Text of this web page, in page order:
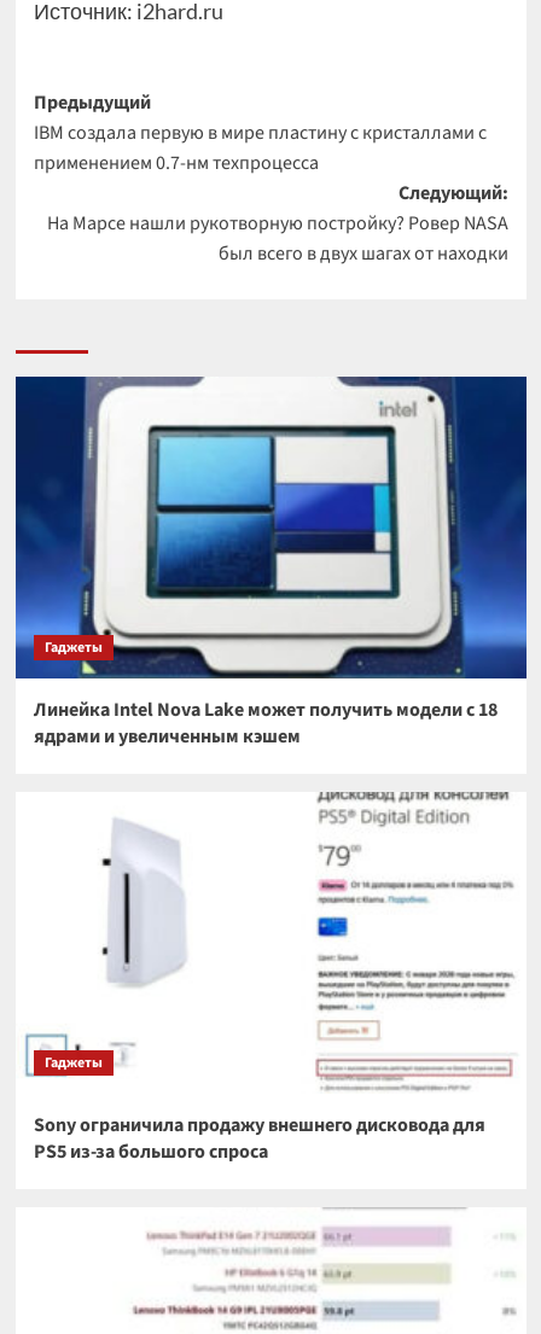
Источник: i2hard.ru
Навигация
записи
Предыдущий
IBM создала первую в мире пластину с кристаллами с
применением 0.7-нм техпроцесса
Следующий:
На Марсе нашли рукотворную постройку? Ровер NASA
был всего в двух шагах от находки
Гаджеты
Линейка Intel Nova Lake может получить модели с 18
ядрами и увеличенным кэшем
Гаджеты
Sony ограничила продажу внешнего дисковода для
PS5 из-за большого спроса